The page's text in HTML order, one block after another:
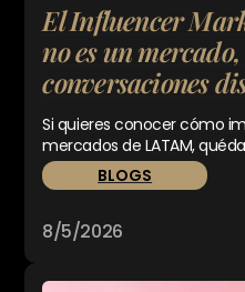
El Influencer
no es un mercado,
conversaciones
Si quieres conocer cómo
mercados de LATAM,
BLOGS
8/5/2026